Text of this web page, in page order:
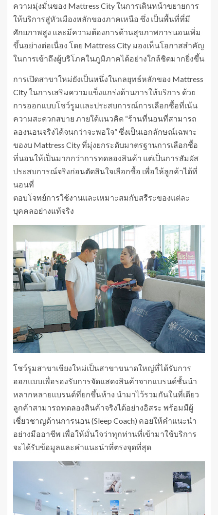
ความมุ่งมั่นของ Mattress City ในการเดินหน้าขยายการ
ให้บริการสู่หัวเมืองหลักของภาคเหนือ ซึ่ง เป็นพื้นที่ที่มี
ศักยภาพสูง และมีความต้องการด้านสุขภาพการนอนเพิ่ม
ขึ้นอย่างต่อเนื่อง โดย Mattress City มองเห็นโอกาสสำคัญ
ในการเข้าถึงผู้บริโภคในภูมิภาคได้อย่างใกล้ชิดมากยิ่งขึ้น
การเปิดสาขาใหม่ยังเป็นหนึ่งในกลยุทธ์หลักของ Mattress
City ในการเสริมความแข็งแกร่งด้านการให้บริการ ด้วย
การออกแบบโชว์รูมและประสบการณ์การเลือกซื้อที่เน้น
ความสะดวกสบาย ภายใต้แนวคิด “ร้านที่นอนที่สามารถ
ลองนอนจริงได้จนกว่าจะพอใจ” ซึ่งเป็นเอกลักษณ์เฉพาะ
ของบ Mattress City ที่มุ่งยกระดับมาตรฐานการเลือกซื้อ
ที่นอนให้เป็นมากกว่าการทดลองสินค้า แต่เป็นการสัมผัส
ประสบการณ์จริงก่อนตัดสินใจเลือกซื้อ เพื่อให้ลูกค้าได้ที่
นอนที่
ตอบโจทย์การใช้งานและเหมาะสมกับสรีระของแต่ละ
บุคคลอย่างแท้จริง
โชว์รูมสาขาเชียงใหม่เป็นสาขาขนาดใหญ่ที่ได้รับการ
ออกแบบเพื่อรองรับการจัดแสดงสินค้าจากแบรนด์ชั้นนำ
หลากหลายแบรนด์ที่ยกขึ้นห้าง นำมาไว้รวมกันในที่เดียว
ลูกค้าสามารถทดลองสินค้าจริงได้อย่างอิสระ พร้อมมีผู้
เชี่ยวชาญด้านการนอน (Sleep Coach) คอยให้คำแนะนำ
อย่างมืออาชีพ เพื่อให้มั่นใจว่าทุกท่านที่เข้ามาใช้บริการ
จะได้รับข้อมูลและคำแนะนำที่ตรงจุดที่สุด